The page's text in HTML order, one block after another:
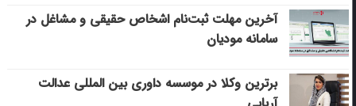
آخرین مهلت ثبت‌نام اشخاص حقیقی و مشاغل در
سامانه مودیان
برترین وکلا در موسسه داوری بین المللی عدالت